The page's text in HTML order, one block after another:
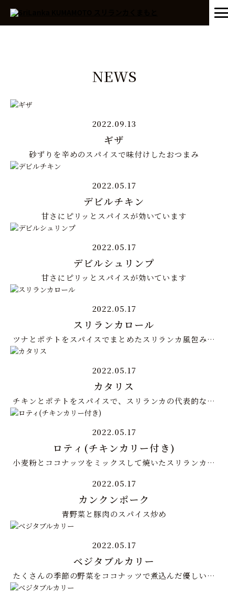
NEWS
2022.09.13
ギザ
砂ずりを辛めのスパイスで味付けしたおつまみ
2022.05.17
デビルチキン
甘さにピリッとスパイスが効いています
2022.05.17
デビルシュリンプ
甘さにピリッとスパイスが効いています
2022.05.17
スリランカロール
ツナとポテトをスパイスでまとめたスリランカ風包み揚
2022.05.17
カタリス
チキンとポテトをスパイスで、スリランカの代表的な丸
いコロッケ
2022.05.17
ロティ(チキンカリー付き)
小麦粉とココナッツをミックスして焼いたスリランカパ
2022.05.17
カンクンポーク
青野菜と豚肉のスパイス炒め
2022.05.17
ベジタブルカリー
たくさんの季節の野菜をココナッツで煮込んだ優しいカ